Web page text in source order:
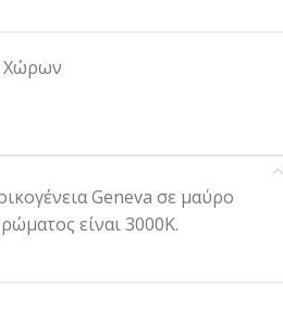
Χώρων
Geneva σε μαύρο
είναι 3000K.